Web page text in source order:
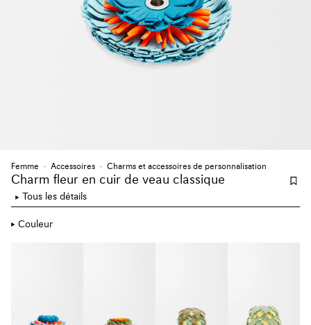
Femme Accessoires Charms et accessoires de personnalisation
Charm fleur en cuir de veau classique
Tous les détails
Couleur